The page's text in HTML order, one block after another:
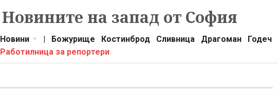
Новините на запад от София
Новини | Божурище Костинброд Сливница Драгоман Годеч
Работилница за репортери